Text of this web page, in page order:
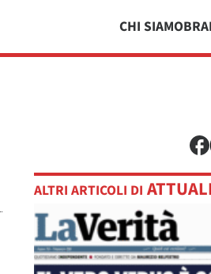
CHI SIAMO
ALTRI ARTICOLI DI